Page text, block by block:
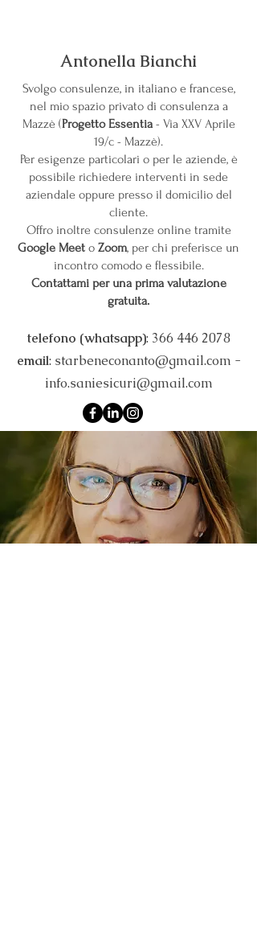
Antonella Bianchi
Svolgo consulenze, in italiano e francese,
nel mio spazio privato di consulenza a
Mazzè (Progetto Essentia- Via XXV Aprile
19/c - Mazzè).
Per esigenze particolari o per le aziende, è
possibile richiedere interventi in sede
aziendale oppure presso il domicilio del
cliente.
Offro inoltre consulenze online tramite
Google Meet o Zoom, per chi preferisce un
incontro comodo e flessibile.
Contattami per una prima valutazione
gratuita.
telefono (whatsapp): 366 446 2078
email: starbeneconanto@gmail.com -
info.saniesicuri@gmail.com